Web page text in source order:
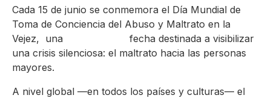
Cada 15 de junio se conmemora el Día Mundial de
Toma de Conciencia del Abuso y Maltrato en la
Vejez, una fecha destinada a visibilizar
una crisis silenciosa: el maltrato hacia las personas
mayores.
A nivel global —en todos los países y culturas— el